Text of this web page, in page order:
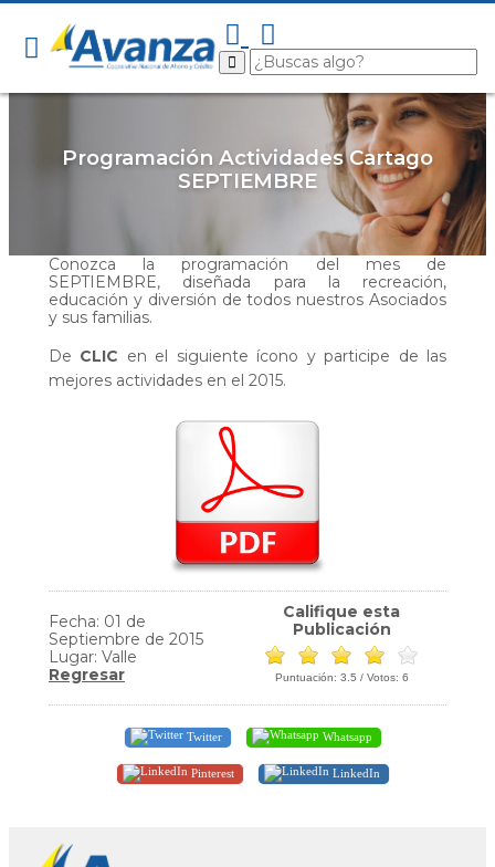
Programación Actividades Cartago
SEPTIEMBRE
Conozca la programación del mes de
SEPTIEMBRE, diseñada para la recreación,
educación y diversión de todos nuestros Asociados
y sus familias.
De CLIC en el siguiente ícono y participe de las
mejores actividades en el 2015.
Fecha: 01 de
Septiembre de 2015
Lugar: Valle
Regresar
Califique esta
Publicación
Puntuación: 3.5 / Votos: 6
Twitter Whatsapp
Pinterest LinkedIn